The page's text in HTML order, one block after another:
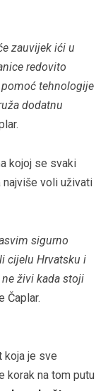
zauvijek ići u
redovito
tehnologije
dodatnu
kojoj se svaki
najviše voli uživati
sigurno
cijelu Hrvatsku i
živi kada stoji
Čaplar.
koja je sve
korak na tom putu